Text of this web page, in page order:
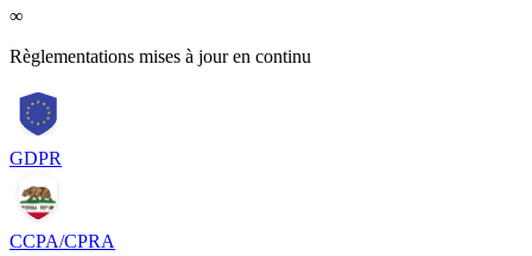
∞
Règlementations mises à jour en continu
GDPR
CCPA/CPRA